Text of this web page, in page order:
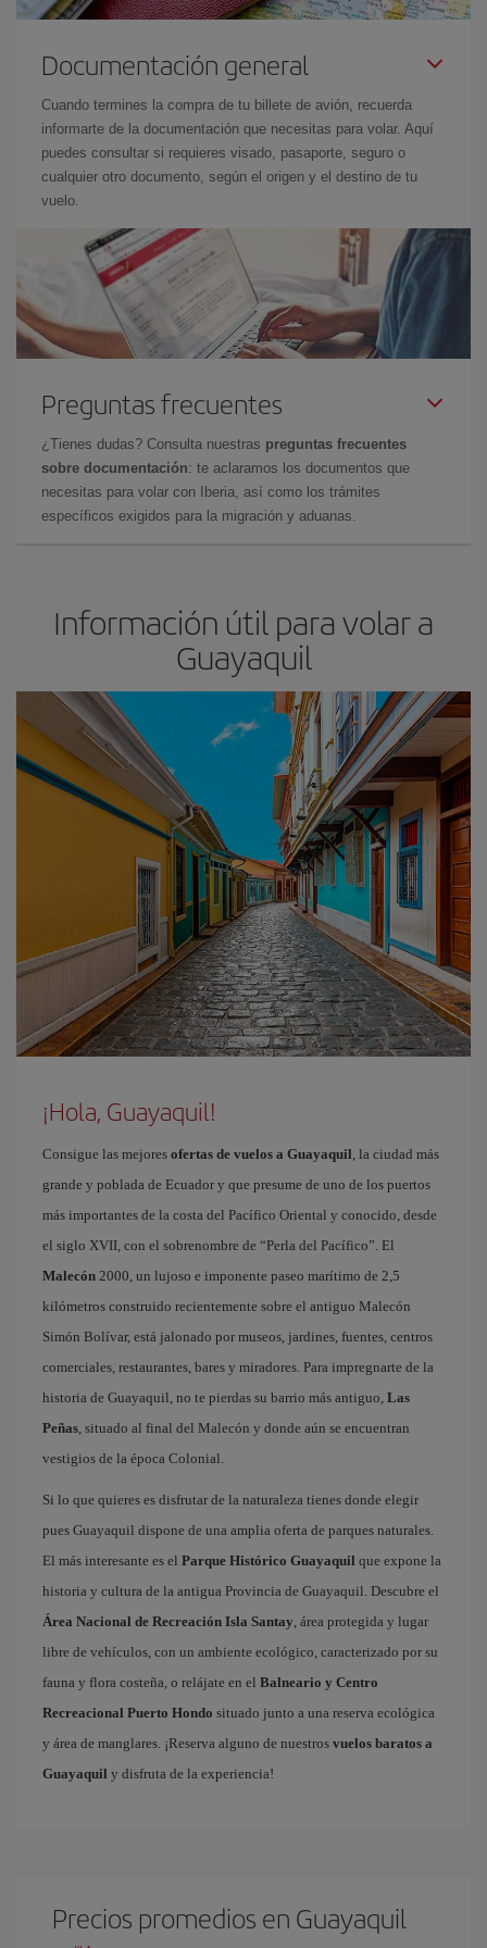
Documentación general
Cuando termines la compra de tu billete de avión, recuerda
informarte de la documentación que necesitas para volar. Aquí
puedes consultar si requieres visado, pasaporte, seguro o
cualquier otro documento, según el origen y el destino de tu
vuelo.
Preguntas frecuentes
¿Tienes dudas? Consulta nuestras preguntas frecuentes
sobre documentación: te aclaramos los documentos que
necesitas para volar con Iberia, así como los trámites
específicos exigidos para la migración y aduanas.
Información útil para volar a
Guayaquil
¡Hola, Guayaquil!
Consigue las mejores ofertas de vuelos a Guayaquil, la ciudad más
grande y poblada de Ecuador y que presume de uno de los puertos
más importantes de la costa del Pacífico Oriental y conocido, desde
el siglo XVII, con el sobrenombre de “Perla del Pacífico”. El
Malecón 2000, un lujoso e imponente paseo marítimo de 2,5
kilómetros construido recientemente sobre el antiguo Malecón
Simón Bolívar, está jalonado por museos, jardines, fuentes, centros
comerciales, restaurantes, bares y miradores. Para impregnarte de la
historia de Guayaquil, no te pierdas su barrio más antiguo, Las
Peñas, situado al final del Malecón y donde aún se encuentran
vestigios de la época Colonial.
Si lo que quieres es disfrutar de la naturaleza tienes donde elegir
pues Guayaquil dispone de una amplia oferta de parques naturales.
El más interesante es el Parque Histórico Guayaquil que expone la
historia y cultura de la antigua Provincia de Guayaquil. Descubre el
Área Nacional de Recreación Isla Santay, área protegida y lugar
libre de vehículos, con un ambiente ecológico, caracterizado por su
fauna y flora costeña, o relájate en el Balneario y Centro
Recreacional Puerto Hondo situado junto a una reserva ecológica
y área de manglares. ¡Reserva alguno de nuestros vuelos baratos a
Guayaquil y disfruta de la experiencia!
Precios promedios en Guayaquil